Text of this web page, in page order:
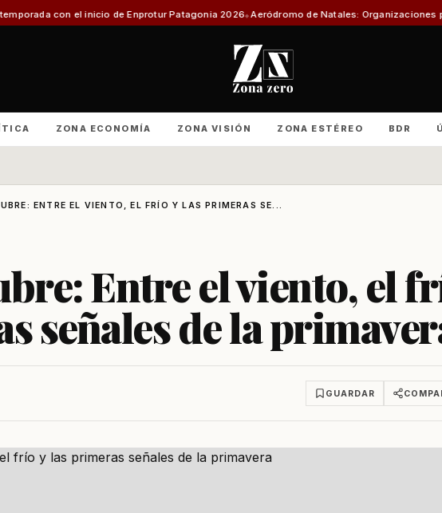
inicio de Enprotur Patagonia 2026 Aeródromo de Natales: Organizaciones productivas
ZONA ECONOMÍA ZONA VISIÓN ZONA ESTÉREO BDR
ENTRE EL VIENTO, EL FRÍO Y LAS PRIMERAS SE...
Entre el viento, el
señales de la
GUARDAR